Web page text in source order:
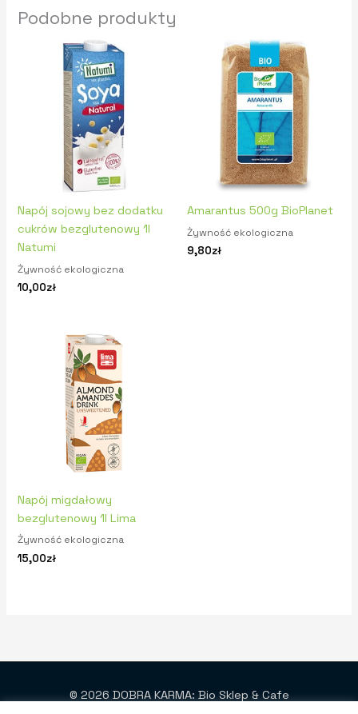
Podobne produkty
Napój sojowy bez dodatku
cukrów bezglutenowy 1l
Natumi
Żywność ekologiczna
10,00zł
Amarantus 500g BioPlanet
Żywność ekologiczna
9,80zł
Napój migdałowy
bezglutenowy 1l Lima
Żywność ekologiczna
15,00zł
© 2026 DOBRA KARMA: Bio Sklep & Cafe